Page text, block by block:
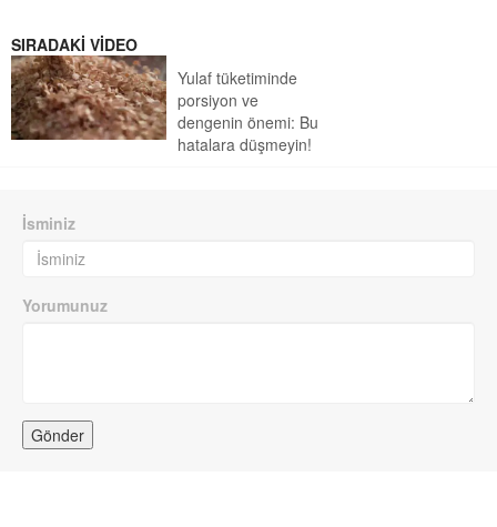
SIRADAKİ VİDEO
Yulaf tüketiminde
porsiyon ve
dengenin önemi: Bu
hatalara düşmeyin!
İsminiz
Yorumunuz